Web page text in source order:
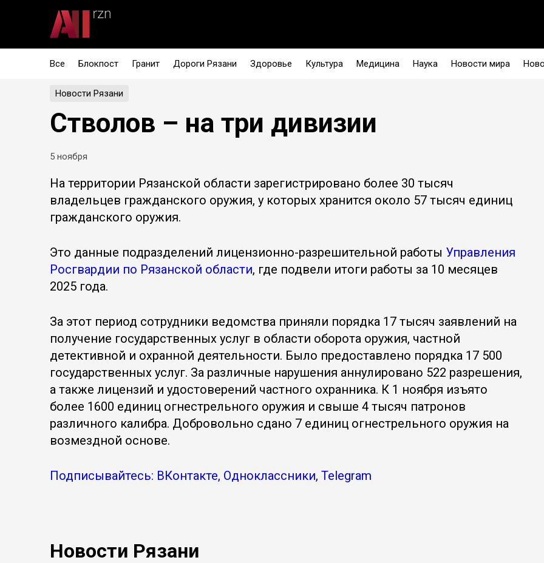
Все Блокпост Гранит Дороги Рязани Здоровье Культура Медицина Наука Новости мира
Новости Рязани
Стволов – на три дивизии
5 ноября
На территории Рязанской области зарегистрировано более 30 тысяч
владельцев гражданского оружия, у которых хранится около 57 тысяч единиц
гражданского оружия.
Это данные подразделений лицензионно-разрешительной работы Управления
Росгвардии по Рязанской области, где подвели итоги работы за 10 месяцев
2025 года.
За этот период сотрудники ведомства приняли порядка 17 тысяч заявлений на
получение государственных услуг в области оборота оружия, частной
детективной и охранной деятельности. Было предоставлено порядка 17 500
государственных услуг. За различные нарушения аннулировано 522 разрешения,
а также лицензий и удостоверений частного охранника. К 1 ноября изъято
более 1600 единиц огнестрельного оружия и свыше 4 тысяч патронов
различного калибра. Добровольно сдано 7 единиц огнестрельного оружия на
возмездной основе.
Подписывайтесь: ВКонтакте, Одноклассники, Telegram
Новости Рязани